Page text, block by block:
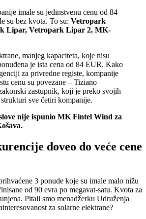
imale su jedinstvenu cenu od 84
su bez kvota. To su:Vetropark
Lipar, Vetropark Lipar 2, MK-
manjeg kapaciteta, koje nisu
je ista cena od 84 EUR. Kako
za privredne registe, kompanije
cenu su povezane – Tiziano
zastupnik, koji je preko svojih
sve četiri kompanije.
nije ispunio MK Fintel Wind za
doveo do veće cene
3 ponude koje su imale malo nižu
od 90 evra po megavat-satu. Kvota za
Pitali smo menadžerku Udruženja
za solarne elektrane?